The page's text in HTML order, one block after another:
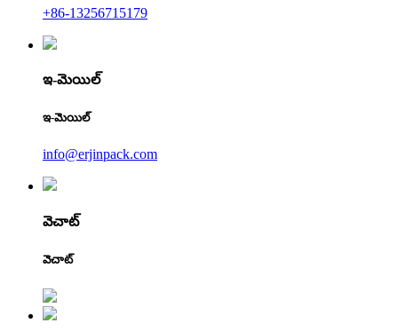
+86-13256715179
ఇ-మెయిల్
ఇ-మెయిల్
info@erjinpack.com
వెచాట్
వెచాట్